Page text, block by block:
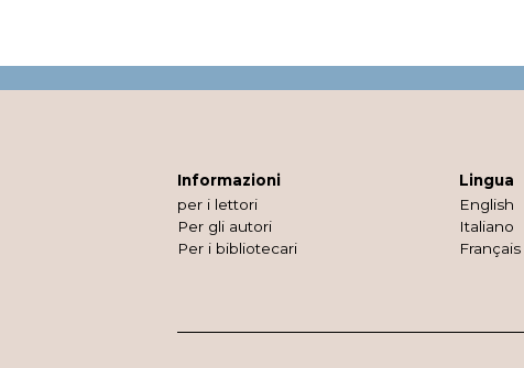
Informazioni
per i lettori
Per gli autori
Per i bibliotecari
Lingua
English
Italiano